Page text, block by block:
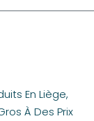
En Liège,
À Des Prix